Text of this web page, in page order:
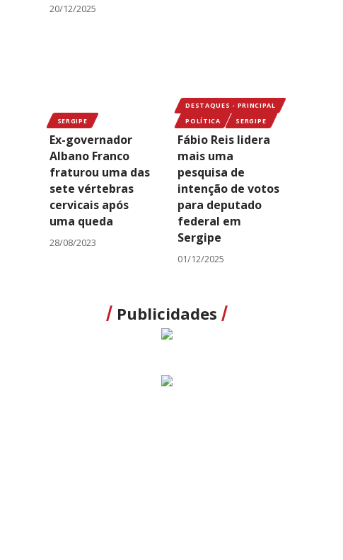
20/12/2025
SERGIPE
Ex-governador
Albano Franco
fraturou uma das
sete vértebras
cervicais após
uma queda
28/08/2023
DESTAQUES - PRINCIPAL
POLÍTICA
SERGIPE
Fábio Reis lidera
mais uma
pesquisa de
intenção de votos
para deputado
federal em
Sergipe
01/12/2025
Publicidades